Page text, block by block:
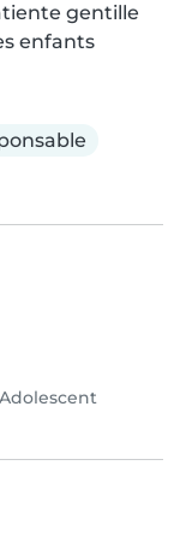
gentille
enfants
Adolescent